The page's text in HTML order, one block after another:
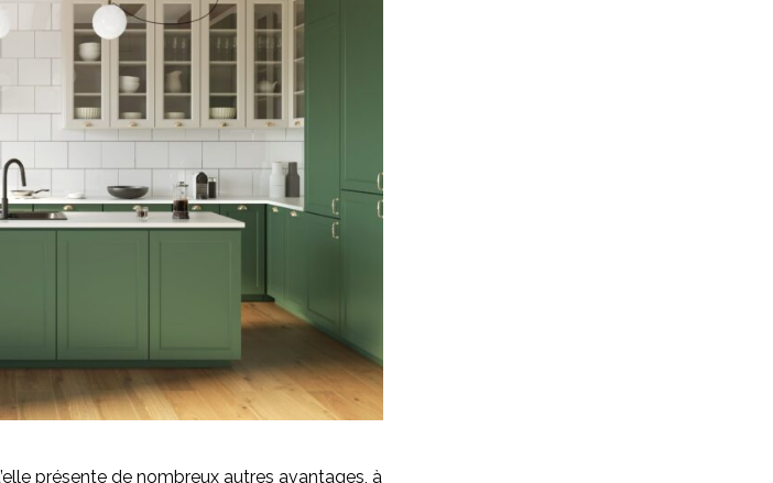
présente de nombreux autres avantages, à